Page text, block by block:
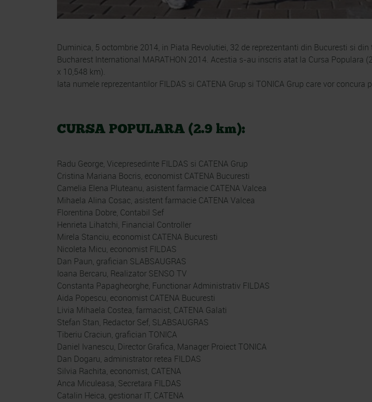
Duminica, 5 octombrie 2014, in Piata Revolutiei, 32 de reprezentanti din Bucuresti si
Bucharest International MARATHON 2014. Acestia s-au inscris atat la Cursa Populara
x 10,548 km).
Iata numele reprezentantilor FILDAS si CATENA Grup si TONICA Grup care vor concura
CURSA POPULARA (2.9 km):
Radu George, Vicepresedinte FILDAS si CATENA Grup
Cristina Mariana Bocris, economist CATENA Bucuresti
Camelia Elena Pluteanu, asistent farmacie CATENA Valcea
Mihaela Alina Cosac, asistent farmacie CATENA Valcea
Florentina Dobre, Contabil Sef
Henrieta Lihatchi, Financial Controller
Mirela Stanciu, economist CATENA Bucuresti
Nicoleta Micu, economist FILDAS
Dan Paun, grafician SLABSAUGRAS
Ioana Bercaru, Realizator SENSO TV
Constanta Papagheorghe, Functionar Administrativ FILDAS
Aida Popescu, economist CATENA Bucuresti
Livia Mihaela Costea, farmacist, CATENA Galati
Stefan Stan, Redactor Sef, SLABSAUGRAS
Tiberiu Craciun, grafician TONICA
Daniel Ivanescu, Director Grafica, Manager Proiect TONICA
Dan Dogaru, administrator retea FILDAS
Silvia Rachita, economist, CATENA
Anca Miculeasa, Secretara FILDAS
Catalin Heica, gestionar IT, CATENA